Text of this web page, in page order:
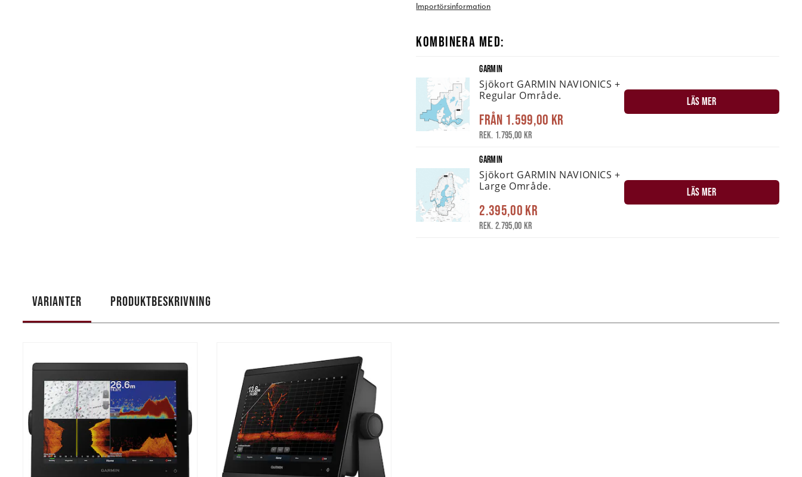
Importörsinformation
KOMBINERA MED:
GARMIN
Sjökort GARMIN NAVIONICS +
Regular Område.
Från 1.599,00 kr
Rek. 1.795,00 kr
LÄS MER
GARMIN
Sjökort GARMIN NAVIONICS +
Large Område.
2.395,00 kr
Rek. 2.795,00 kr
LÄS MER
VARIANTER PRODUKTBESKRIVNING